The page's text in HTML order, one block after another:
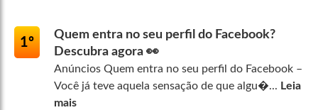
1º
Quem entra no seu perfil do Facebook?
Descubra agora 👀
Anúncios Quem entra no seu perfil do Facebook –
Você já teve aquela sensação de que algu�... Leia
mais